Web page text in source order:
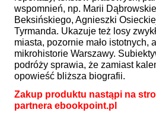
wspomnień, np. Marii
Beksińskiego, Agnieszki
Tyrmanda. Ukazuje też losy
miasta, pozornie mało istotnych,
mikrohistorie Warszawy.
podróży sprawia, że zamiast
opowieść bliższa biografii.
Zakup produktu nastąpi na
partnera ebookpoint.pl